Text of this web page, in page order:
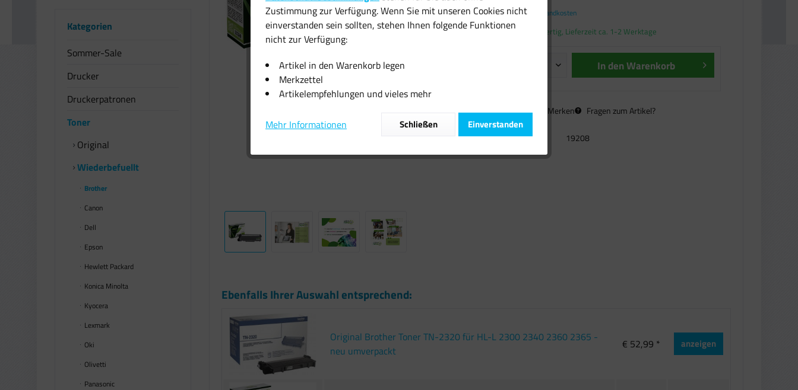
Kategorien
Sommer-Sale
Drucker
Druckerpatronen
Toner
Original
Wiederbefuellt
Brother
Canon
Dell
Epson
Hewlett Packard
Konica Minolta
Kyocera
Lexmark
Oki
Olivetti
Panasonic
inkl. MwSt.zzgl. Versandkosten
Sofort versandfertig, Lieferzeit ca. 1-2 Werktage
In denWarenkorb
Vergleichen Merken Fragen zum Artikel?
Artikel-Nr.: 19208
Ebenfalls Ihrer Auswahl entsprechend:
Original Brother Toner TN-2320 für HL-L 2300 2340 2360 2365 -
neu umverpackt
€ 52,99 * anzeigen
Zustimmung zur Verfügung. Wenn Sie mit unseren Cookies nicht
einverstanden sein sollten, stehen Ihnen folgende Funktionen
nicht zur Verfügung:
Artikel in den Warenkorb legen
Merkzettel
Artikelempfehlungen und vieles mehr
Mehr Informationen Einverstanden
Schließen